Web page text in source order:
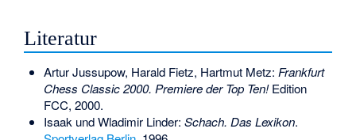
Literatur
Artur Jussupow, Harald Fietz, Hartmut Metz: Frankfurt
Chess Classic 2000. Premiere der Top Ten!Edition
FCC, 2000.
Isaak und Wladimir Linder: Schach. Das Lexikon.